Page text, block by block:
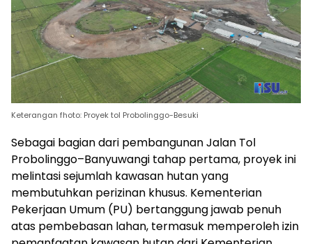
Keterangan fhoto: Proyek tol Probolinggo-Besuki
Sebagai bagian dari pembangunan Jalan Tol
Probolinggo–Banyuwangi tahap pertama, proyek ini
melintasi sejumlah kawasan hutan yang
membutuhkan perizinan khusus. Kementerian
Pekerjaan Umum (PU) bertanggung jawab penuh
atas pembebasan lahan, termasuk memperoleh izin